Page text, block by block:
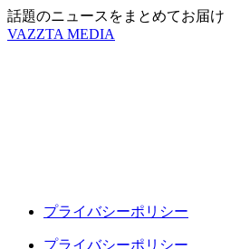
話題のニュースをまとめてお届け
VAZZTA MEDIA
プライバシーポリシー
プライバシーポリシー